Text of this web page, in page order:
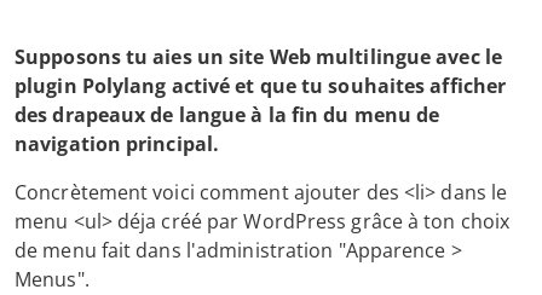
Supposons tu aies un site Web multilingue avec le
plugin Polylang activé et que tu souhaites afficher
des drapeaux de langue à la fin du menu de
navigation principal.
Concrètement voici comment ajouter des <li> dans le
menu <ul> déja créé par WordPress grâce à ton choix
de menu fait dans l'administration "Apparence >
Menus".